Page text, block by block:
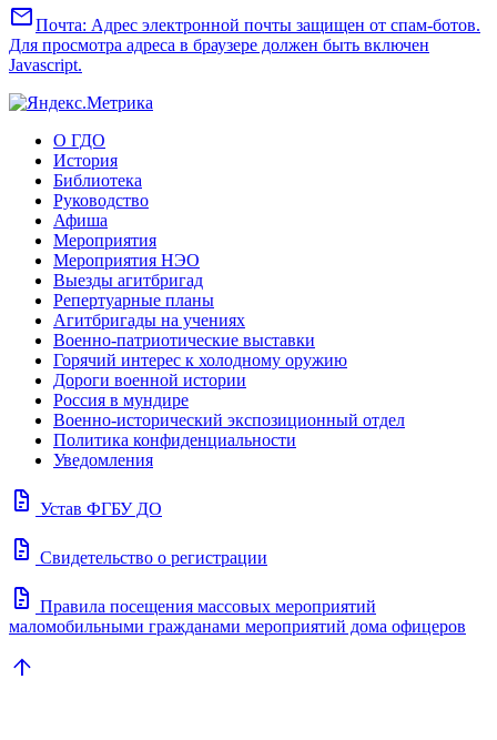
mailПочта: Адрес электронной почты защищен от спам-ботов.
Для просмотра адреса в браузере должен быть включен
Javascript.
О ГДО
История
Библиотека
Руководство
Афиша
Мероприятия
Мероприятия НЭО
Выезды агитбригад
Репертуарные планы
Агитбригады на учениях
Военно-патриотические выставки
Горячий интерес к холодному оружию
Дороги военной истории
Россия в мундире
Военно-исторический экспозиционный отдел
Политика конфиденциальности
Уведомления
docs Устав ФГБУ ДО
docs Свидетельство о регистрации
docs Правила посещения массовых мероприятий
маломобильными гражданами мероприятий дома офицеров
arrow_upward